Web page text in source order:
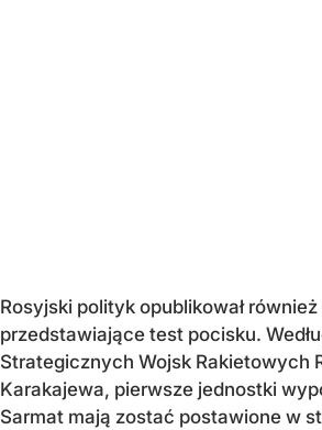
Rosyjski polityk opublikował
przedstawiające test pocisku.
Strategicznych Wojsk Rakietowych
Karakajewa, pierwsze jednostki
Sarmat mają zostać postawione w